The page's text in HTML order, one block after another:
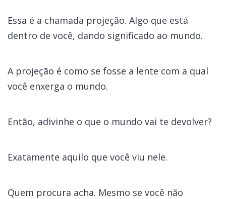
Essa é a chamada projeção. Algo que está
dentro de você, dando significado ao mundo.
A projeção é como se fosse a lente com a qual
você enxerga o mundo.
Então, adivinhe o que o mundo vai te devolver?
Exatamente aquilo que você viu nele.
Quem procura acha. Mesmo se você não